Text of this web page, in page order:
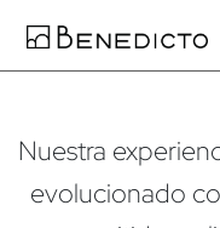
Nuestra
evolucionado